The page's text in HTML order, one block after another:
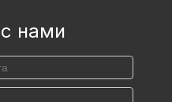
нами